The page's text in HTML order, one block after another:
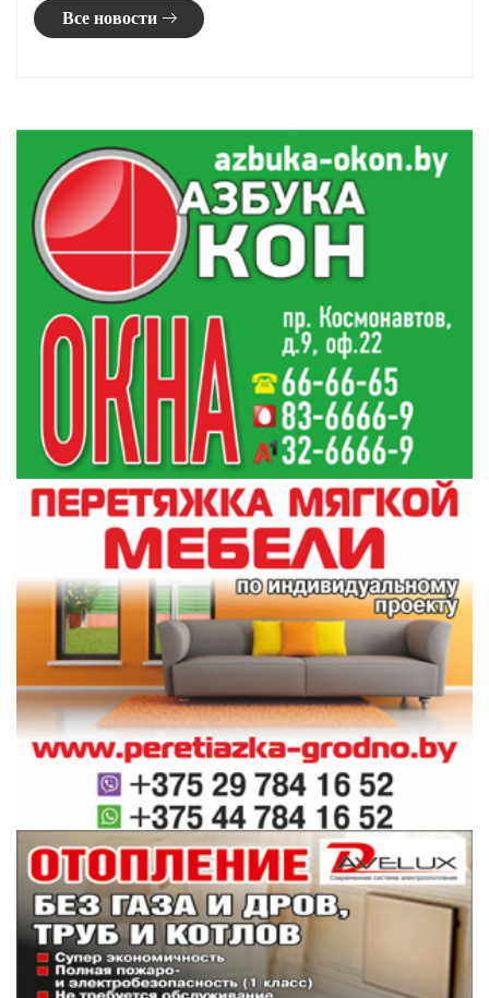
Но есть и характерная объединяющая черта
для всех авторов – это старейший
российский фотоклуб «Новатор» из города
Москвы, основанный еще в 1961 году.
Сегодня его в Гродно представляет уже новое
поколение фотографов клуба, людей разных
возрастов и профессий, пробующих себя в
различных жанрах, использующих
современные достижения цифровой
фотографии, но в то же время
продолжающих славные традиции
ветеранов «Новатора», воспитавшего
множество «звезд» советской и российской
фотожурналистики.